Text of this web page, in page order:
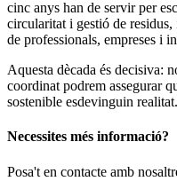
cinc anys han de servir per
circularitat i gestió de
de professionals, empreses i
Aquesta dècada és decisiva:
coordinat podrem assegurar
sostenible esdevinguin realitat.
Necessites més informació?
Posa't en contacte amb